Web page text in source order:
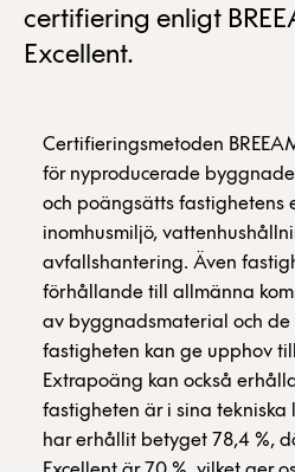
certifiering enligt
Excellent.
Certifieringsmetoden
för nyproducerade
och poängsätts fastighetens
inomhusmiljö,
avfallshantering. Även
förhållande till allmänna
av byggnadsmaterial och de
fastigheten kan ge upphov
Extrapoäng kan också
fastigheten är i sina tekniska
har erhållit betyget 78,4 %,